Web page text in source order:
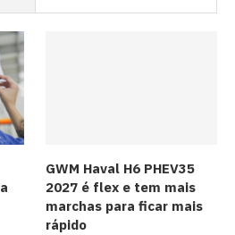
GWM Haval H6 PHEV35
2027 é flex e tem mais
marchas para ficar mais
rápido